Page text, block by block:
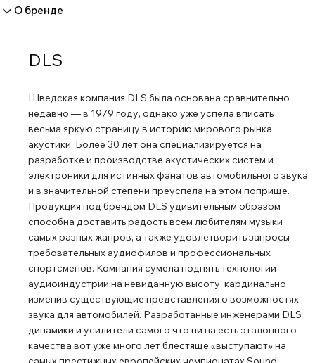
О бренде
DLS
Шведская компания DLS была основана сравнительно
недавно ― в 1979 году, однако уже успела вписать
весьма яркую страницу в историю мирового рынка
акустики. Более 30 лет она специализируется на
разработке и производстве акустических систем и
электроники для истинных фанатов автомобильного звука
и в значительной степени преуспела на этом поприще.
Продукция под брендом DLS удивительным образом
способна доставить радость всем любителям музыки
самых разных жанров, а также удовлетворить запросы
требовательных аудиофилов и профессиональных
спортсменов. Компания сумела поднять технологии
аудиоиндустрии на невиданную высоту, кардинально
изменив существующие представления о возможностях
звука для автомобилей. Разработанные инженерами DLS
динамики и усилители самого что ни на есть эталонного
качества вот уже много лет блестяще «выступают» на